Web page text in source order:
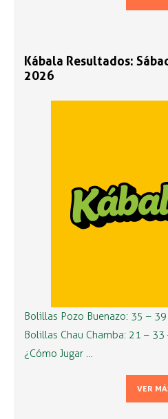
Kábala Resultados:
2026
Bolillas Pozo Buenazo: 35 –
Bolillas Chau Chamba: 21 –
¿Cómo Jugar …
VER